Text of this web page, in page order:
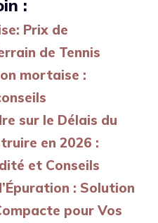
:
Prix de
de Tennis
mortaise :
sur le Délais du
en 2026 :
et Conseils
: Solution
pour Vos